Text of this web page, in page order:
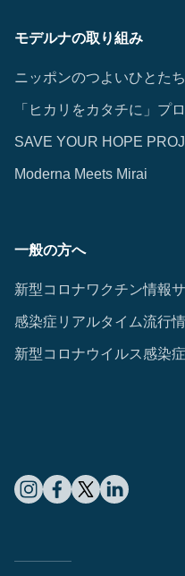
モデルナの取り組み
ニッポンのつよいひとたち
「ヒカリをカタチに」プ
SAVE YOUR HOPE
Moderna Meets Mirai
一般の方へ
新型コロナワクチン情報
感染症リアルタイム流行
新型コロナウイルス感染